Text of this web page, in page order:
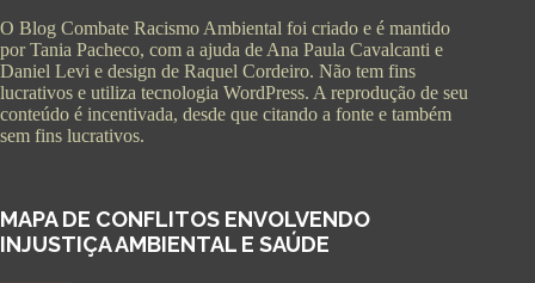
O Blog Combate Racismo Ambiental foi criado e é mantido
por Tania Pacheco, com a ajuda de Ana Paula Cavalcanti e
Daniel Levi e design de Raquel Cordeiro. Não tem fins
lucrativos e utiliza tecnologia WordPress. A reprodução de seu
conteúdo é incentivada, desde que citando a fonte e também
sem fins lucrativos.
MAPA DE CONFLITOS ENVOLVENDO
INJUSTIÇA AMBIENTAL E SAÚDE